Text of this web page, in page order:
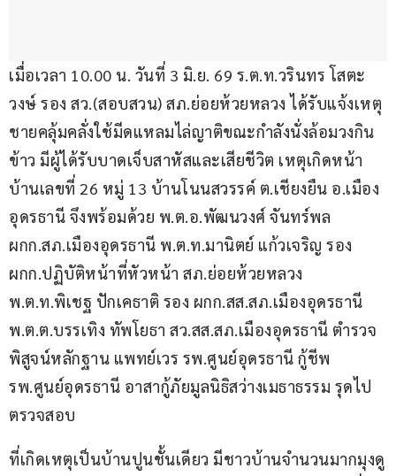
เมื่อเวลา 10.00 น. วันที่ 3 มิ.ย. 69 ร.ต.ท.วรินทร โสตะ
วงษ์ รอง สว.(สอบสวน) สภ.ย่อยห้วยหลวง ได้รับแจ้งเหตุ
ชายคลุ้มคลั่งใช้มีดแหลมไล่ญาติขณะกำลังนั่งล้อมวงกิน
ข้าว มีผู้ได้รับบาดเจ็บสาหัสและเสียชีวิต เหตุเกิดหน้า
บ้านเลขที่ 26 หมู่ 13 บ้านโนนสวรรค์ ต.เชียงยืน อ.เมือง
อุดรธานี จึงพร้อมด้วย พ.ต.อ.พัฒนวงศ์ จันทร์พล
ผกก.สภ.เมืองอุดรธานี พ.ต.ท.มานิตย์ แก้วเจริญ รอง
ผกก.ปฏิบัติหน้าที่หัวหน้า สภ.ย่อยห้วยหลวง
พ.ต.ท.พิเชฐ ปักเคธาติ รอง ผกก.สส.สภ.เมืองอุดรธานี
พ.ต.ต.บรรเทิง ทัพโยธา สว.สส.สภ.เมืองอุดรธานี ตำรวจ
พิสูจน์หลักฐาน แพทย์เวร รพ.ศูนย์อุดรธานี กู้ชีพ
รพ.ศูนย์อุดรธานี อาสากู้ภัยมูลนิธิสว่างเมธาธรรม รุดไป
ตรวจสอบ
ที่เกิดเหตุเป็นบ้านปูนชั้นเดียว มีชาวบ้านจำนวนมากมุงดู